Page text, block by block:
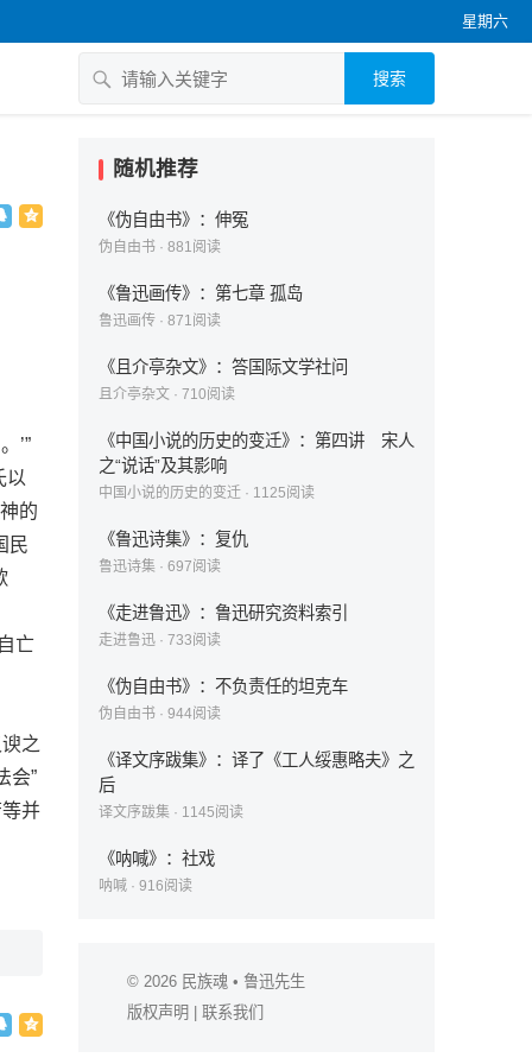
星期六
搜索
’”
以
的
民
亡
之
会”
并
随机推荐
《伪自由书》：伸冤
伪自由书 · 881阅读
《鲁迅画传》：第七章 孤岛
鲁迅画传 · 871阅读
《且介亭杂文》：答国际文学社问
且介亭杂文 · 710阅读
《中国小说的历史的变迁》：第四讲 宋人
之“说话”及其影响
中国小说的历史的变迁 · 1125阅读
《鲁迅诗集》：复仇
鲁迅诗集 · 697阅读
《走进鲁迅》：鲁迅研究资料索引
走进鲁迅 · 733阅读
《伪自由书》：不负责任的坦克车
伪自由书 · 944阅读
《译文序跋集》：译了《工人绥惠略夫》之
后
译文序跋集 · 1145阅读
《呐喊》：社戏
呐喊 · 916阅读
© 2026 民族魂 • 鲁迅先生
版权声明
联系我们